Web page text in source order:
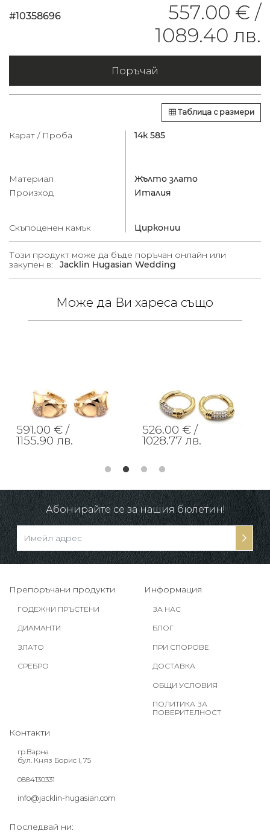
#10358696
557.00 € /
1089.40 лв.
Поръчай
Таблица с размери
Карат / Проба 14к 585
Материал
Жълто злато
Произход
Италия
Скъпоценен камък Цирконии
Този продукт може да бъде поръчан онлайн или
закупен в:
Jacklin Hugasian Wedding
Може да Ви хареса също
591.00 € /
1155.90 лв.
526.00 € /
1028.77 лв.
Абонирайте се за нашия бюлетин!
Препоръчани продукти
ГОДЕЖНИ ПРЪСТЕНИ
ДИАМАНТИ
ЗЛАТО
СРЕБРО
Информация
ЗА НАС
БЛОГ
ПРИ СПОРОВЕ
ДОСТАВКА
ОБЩИ УСЛОВИЯ
ПОЛИТИКА ЗА
ПОВЕРИТЕЛНОСТ
Контакти
гр.Варна
бул. Княз Борис I, 75
0884130331
info@jacklin-hugasian.com
Последвай ни: